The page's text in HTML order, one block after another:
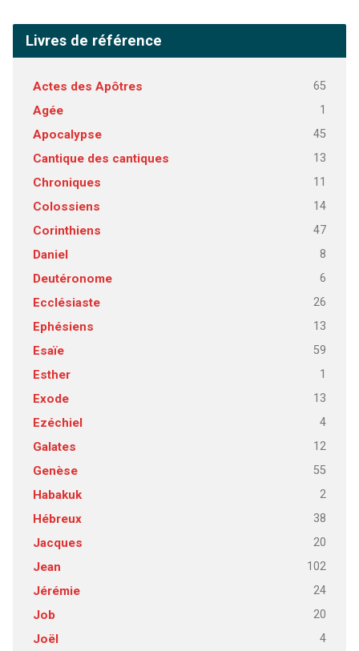
Livres de référence
Actes des Apôtres 65
Agée 1
Apocalypse 45
Cantique des cantiques 13
Chroniques 11
Colossiens 14
Corinthiens 47
Daniel 8
Deutéronome 6
Ecclésiaste 26
Ephésiens 13
Esaïe 59
Esther 1
Exode 13
Ezéchiel 4
Galates 12
Genèse 55
Habakuk 2
Hébreux 38
Jacques 20
Jean 102
Jérémie 24
Job 20
Joël 4